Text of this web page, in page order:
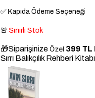
✅ Kapıda Ödeme Seçeneği
🚨 Sınırlı Stok
🎁SiparişinizeÖzel 399 TL
Sırrı Balıkçılık Rehberi Kitabı